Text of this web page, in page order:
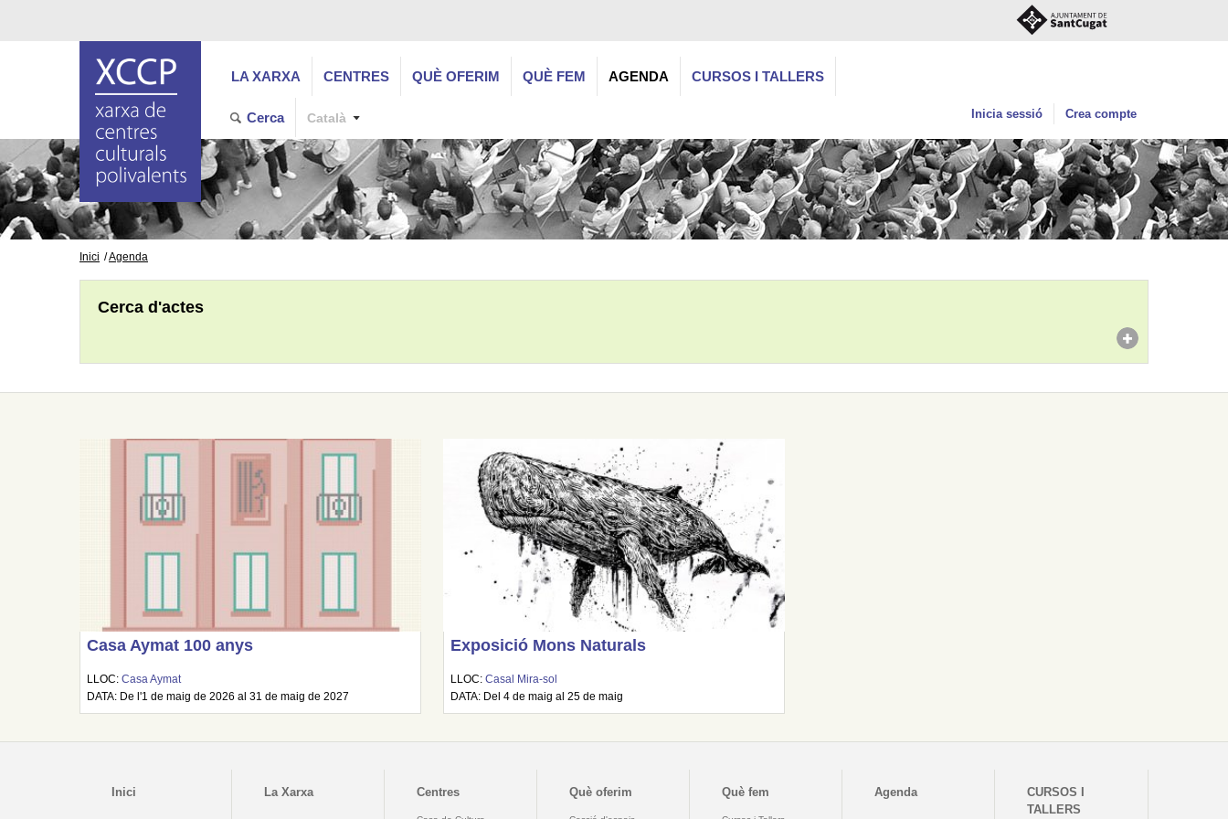
LA XARXA CENTRES QUÈ OFERIM QUÈ FEM AGENDA CURSOS I TALLERS
Cerca Català Inicia sessió Crea compte
Inici Agenda
Cerca d'actes
Casa Aymat 100 anys
LLOC:Casa Aymat
DATA: De l'1 de maig de 2026 al 31 de maig de 2027
Exposició Mons Naturals
LLOC:Casal Mira-sol
DATA: Del 4 de maig al 25 de maig
Inici La Xarxa Centres Què oferim Què fem Agenda
CURSOS I
TALLERS